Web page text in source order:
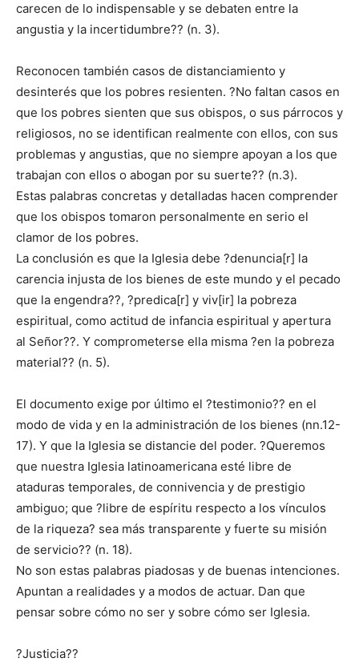
carecen de lo indispensable y se debaten entre la
angustia y la incertidumbre?? (n. 3).
Reconocen también casos de distanciamiento y
desinterés que los pobres resienten. ?No faltan casos en
que los pobres sienten que sus obispos, o sus párrocos y
religiosos, no se identifican realmente con ellos, con sus
problemas y angustias, que no siempre apoyan a los que
trabajan con ellos o abogan por su suerte?? (n.3).
Estas palabras concretas y detalladas hacen comprender
que los obispos tomaron personalmente en serio el
clamor de los pobres.
La conclusión es que la Iglesia debe ?denuncia[r] la
carencia injusta de los bienes de este mundo y el pecado
que la engendra??, ?predica[r] y viv[ir] la pobreza
espiritual, como actitud de infancia espiritual y apertura
al Señor??. Y comprometerse ella misma ?en la pobreza
material?? (n. 5).
El documento exige por último el ?testimonio?? en el
modo de vida y en la administración de los bienes (nn.12-
17). Y que la Iglesia se distancie del poder. ?Queremos
que nuestra Iglesia latinoamericana esté libre de
ataduras temporales, de connivencia y de prestigio
ambiguo; que ?libre de espíritu respecto a los vínculos
de la riqueza? sea más transparente y fuerte su misión
de servicio?? (n. 18).
No son estas palabras piadosas y de buenas intenciones.
Apuntan a realidades y a modos de actuar. Dan que
pensar sobre cómo no ser y sobre cómo ser Iglesia.
?Justicia??